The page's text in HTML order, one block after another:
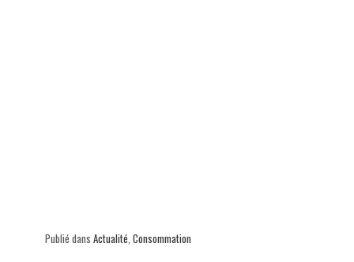
Publié dans Actualité, Consommation